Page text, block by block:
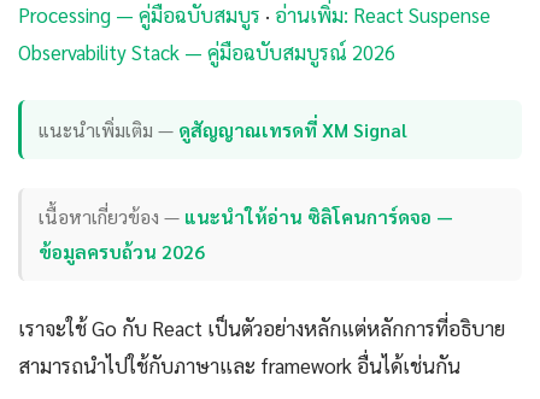
Processing — คู่มือฉบับสมบูร · อ่านเพิ่ม: React Suspense
Observability Stack — คู่มือฉบับสมบูรณ์ 2026
แนะนำเพิ่มเติม — ดูสัญญาณเทรดที่ XM Signal
เนื้อหาเกี่ยวข้อง — แนะนำให้อ่าน ซิลิโคนการ์ดจอ —
ข้อมูลครบถ้วน 2026
เราจะใช้ Go กับ React เป็นตัวอย่างหลักแต่หลักการที่อธิบาย
สามารถนำไปใช้กับภาษาและ framework อื่นได้เช่นกัน